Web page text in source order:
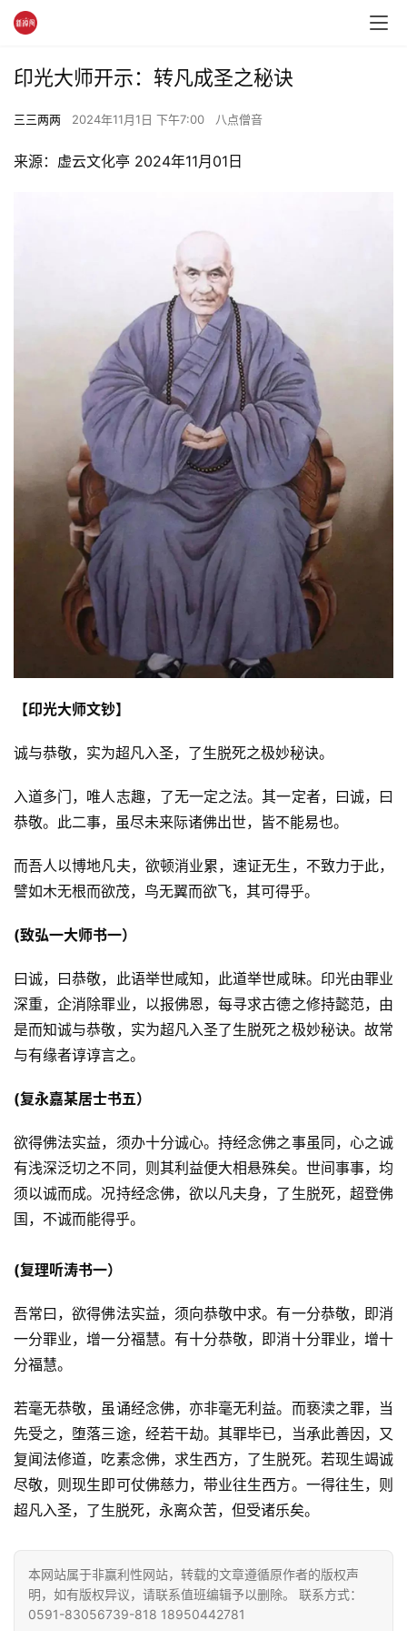
资
点
僧
音
高
僧
访
谈
乐
菩
提
印光大师开示：转凡成圣之秘诀
三三两两 2024年11月1日 下午7:00 八点僧音
来源：虚云文化亭 2024年11月01日
【印光大师文钞】
诚与恭敬，实为超凡入圣，了生脱死之极妙秘诀。
入道多门，唯人志趣，了无一定之法。其一定者，曰诚，曰
恭敬。此二事，虽尽未来际诸佛出世，皆不能易也。
而吾人以博地凡夫，欲顿消业累，速证无生，不致力于此，
譬如木无根而欲茂，鸟无翼而欲飞，其可得乎。
(致弘一大师书一）
曰诚，曰恭敬，此语举世咸知，此道举世咸昧。印光由罪业
深重，企消除罪业，以报佛恩，每寻求古德之修持懿范，由
是而知诚与恭敬，实为超凡入圣了生脱死之极妙秘诀。故常
与有缘者谆谆言之。
(复永嘉某居士书五）
欲得佛法实益，须办十分诚心。持经念佛之事虽同，心之诚
有浅深泛切之不同，则其利益便大相悬殊矣。世间事事，均
须以诚而成。况持经念佛，欲以凡夫身，了生脱死，超登佛
国，不诚而能得乎。
(复理听涛书一）
吾常曰，欲得佛法实益，须向恭敬中求。有一分恭敬，即消
一分罪业，增一分福慧。有十分恭敬，即消十分罪业，增十
分福慧。
若毫无恭敬，虽诵经念佛，亦非毫无利益。而亵渎之罪，当
先受之，堕落三途，经若干劫。其罪毕已，当承此善因，又
复闻法修道，吃素念佛，求生西方，了生脱死。若现生竭诚
尽敬，则现生即可仗佛慈力，带业往生西方。一得往生，则
超凡入圣，了生脱死，永离众苦，但受诸乐矣。
本网站属于非赢利性网站，转载的文章遵循原作者的版权声
明，如有版权异议，请联系值班编辑予以删除。 联系方式：
0591-83056739-818 18950442781